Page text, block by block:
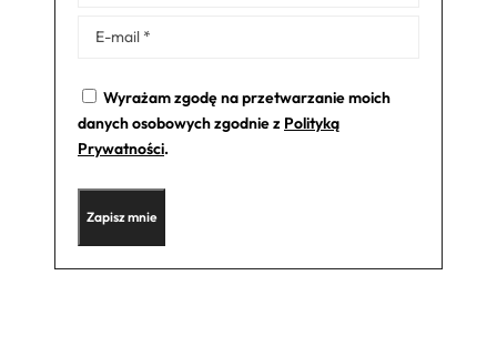
Wyrażam zgodę na przetwarzanie moich
danych osobowych zgodnie z Polityką
Prywatności.